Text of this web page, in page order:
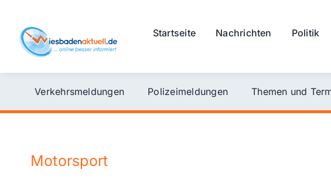
content
Startseite Nachrichten Politik
Verkehrsmeldungen Polizeimeldungen Themen und
Motorsport